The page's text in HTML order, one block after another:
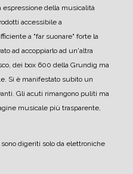
espressione della musicalità
accessibile a
a "far suonare" forte la
ad accoppiarlo ad un'altra
dei box 600 della Grundig ma
Si è manifestato subito un
Gli acuti rimangono puliti ma
musicale più trasparente,
digeriti solo da elettroniche